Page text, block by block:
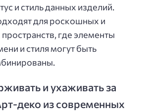
и стиль данных изделий.
для роскошных и
где элементы
и стиля могут быть
и ухаживать за
деко из современных